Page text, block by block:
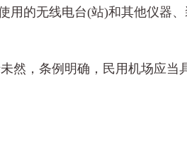
的无线电台(站)和其他仪器
然，条例明确，民用机场应